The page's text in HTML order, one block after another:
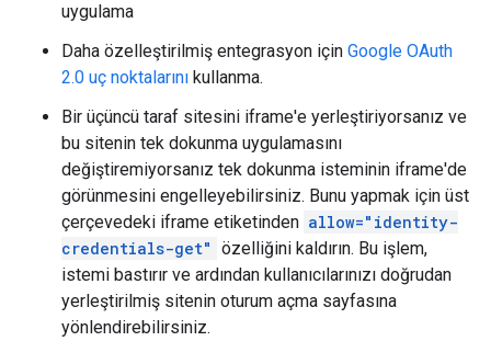
uygulama
Daha özelleştirilmiş entegrasyon için Google OAuth
2.0 uç noktalarını kullanma.
Bir üçüncü taraf sitesini iframe'e yerleştiriyorsanız ve
bu sitenin tek dokunma uygulamasını
değiştiremiyorsanız tek dokunma isteminin iframe'de
görünmesini engelleyebilirsiniz. Bunu yapmak için üst
çerçevedeki iframe etiketinden allow="identity-
credentials-get" özelliğini kaldırın. Bu işlem,
istemi bastırır ve ardından kullanıcılarınızı doğrudan
yerleştirilmiş sitenin oturum açma sayfasına
yönlendirebilirsiniz.